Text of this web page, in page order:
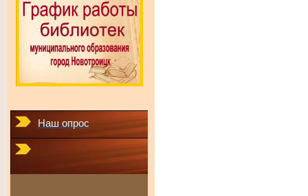
Наш опрос